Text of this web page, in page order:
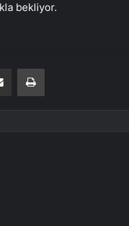
bekliyor.
E-Posta ile paylaş Yazdır